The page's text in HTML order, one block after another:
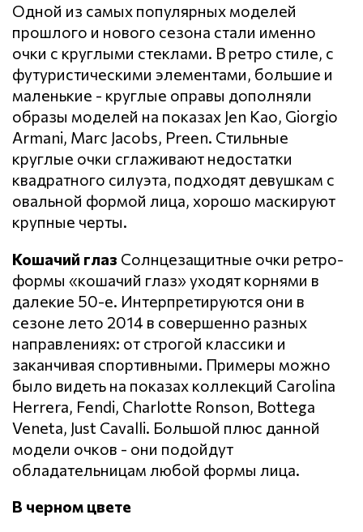
Одной из самых популярных моделей
прошлого и нового сезона стали именно
очки с круглыми стеклами. В ретро стиле, с
футуристическими элементами, большие и
маленькие - круглые оправы дополняли
образы моделей на показах Jen Kao, Giorgio
Armani, Marc Jacobs, Preen. Стильные
круглые очки сглаживают недостатки
квадратного силуэта, подходят девушкам с
овальной формой лица, хорошо маскируют
крупные черты.
Кошачий глаз Солнцезащитные очки ретро-
формы «кошачий глаз» уходят корнями в
далекие 50-е. Интерпретируются они в
сезоне лето 2014 в совершенно разных
направлениях: от строгой классики и
заканчивая спортивными. Примеры можно
было видеть на показах коллекций Carolina
Herrera, Fendi, Charlotte Ronson, Bottega
Veneta, Just Cavalli. Большой плюс данной
модели очков - они подойдут
обладательницам любой формы лица.
В черном цвете